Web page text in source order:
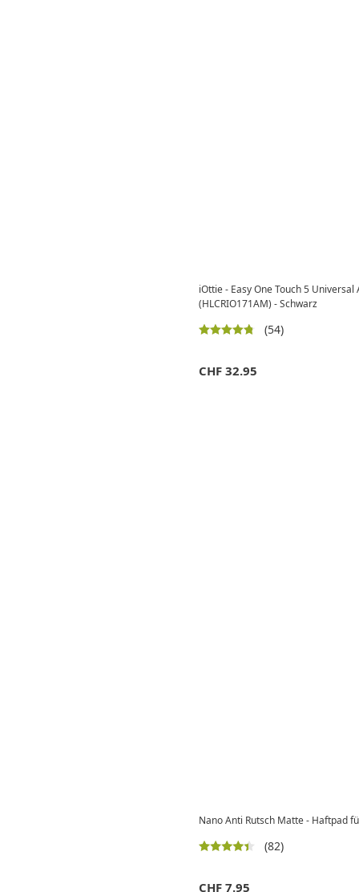
iOttie - Easy One Touch 5
(HLCRIO171AM) - Schwarz
(54)
CHF 32.95
Nano Anti Rutsch Matte - Haftpad
(82)
CHF 7.95